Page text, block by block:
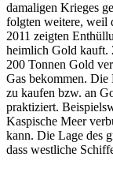
damaligen Krieges
folgten weitere, weil
2011 zeigten
heimlich Gold kauft.
200 Tonnen Gold
Gas bekommen.
zu kaufen bzw. an
praktiziert.
Kaspische Meer
kann. Die Lage des
dass westliche